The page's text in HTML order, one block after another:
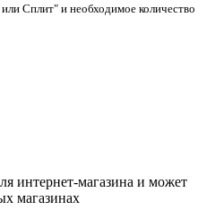
Сплит" и необходимое количество
интернет-магазина и может
магазинах